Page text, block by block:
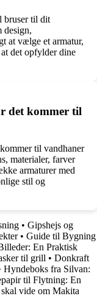
bruser til dit
design,
at vælge et armatur,
det opfylder dine
det kommer til
til vandhaner
materialer, farver
armaturer med
stil og
• Gipshejs og
• Guide til Bygning
En Praktisk
til grill • Donkraft
Hyndeboks fra Silvan:
til Flytning: En
vide om Makita